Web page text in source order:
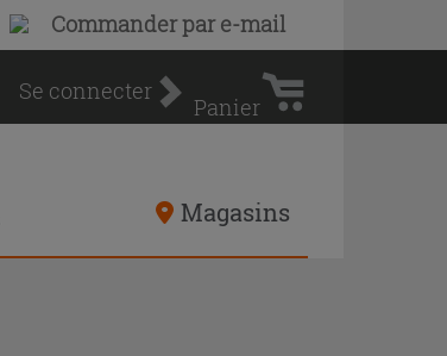
Commander par e-mail
Se connecter
d'achat
Panier
Magasins